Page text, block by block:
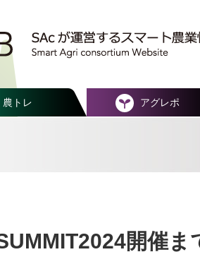
農トレ アグレポ
開催ま